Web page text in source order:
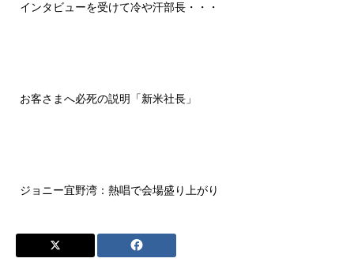
インタビューを受けて冷や汗部長・・・
お客さまへ必死の説明「新米社長」
ジョニー宜野湾：熱唱で会場盛り上がり